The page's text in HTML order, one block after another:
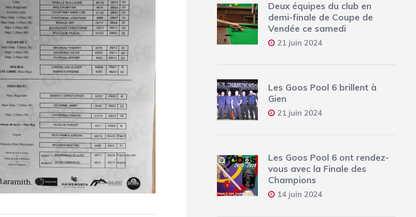
Deux équipes du club en
demi-finale de Coupe de
Vendée ce samedi
21 juin 2024
Les Goos Pool 6 brillent à
Gien
21 juin 2024
Les Goos Pool 6 ont rendez-
vous avec la Finale des
Champions
14 juin 2024